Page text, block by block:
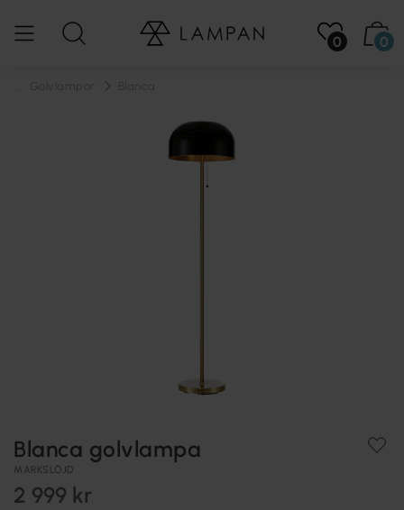
0 0
Blanca golvlampa
MARKSLÖJD
2 999 kr